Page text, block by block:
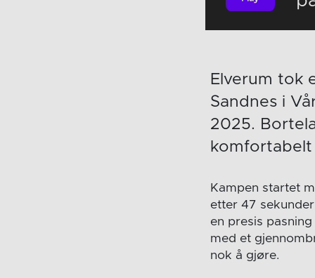
Elverum tok
Sandnes i
2025.
komfortabelt
Kampen startet
etter 47
en presis
med et
nok å gjøre.